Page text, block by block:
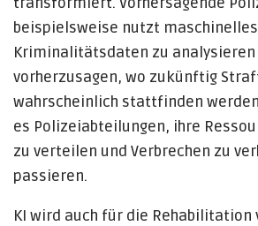
beispielsweise nutzt
Kriminalitätsdaten zu analysieren
vorherzusagen, wo zukünftig
wahrscheinlich stattfinden
es Polizeiabteilungen, ihre
zu verteilen und Verbrechen zu
passieren.
KI wird auch für die